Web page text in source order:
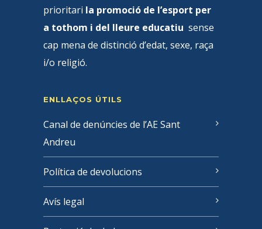
prioritari la promoció de l’esport per
a tothom i del lleure educatiu sense
cap mena de distinció d’edat, sexe, raça
i/o religió.
ENLLAÇOS ÚTILS
Canal de denúncies de l’AE Sant
Andreu
Política de devolucions
Avís legal